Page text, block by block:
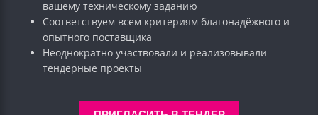
вашему техническому заданию
Соответствуем всем критериям благонадёжного и
опытного поставщика
Неоднократно участвовали и реализовывали
тендерные проекты